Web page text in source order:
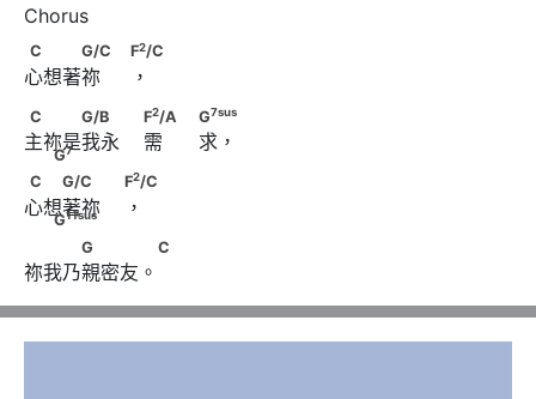
C　　　G/C　                              F
C G/C F2/C
心想著祢     ，
C　　　G/B　　                        F
G
G
C G/B F2/A G7sus
G7
主祢是我永    需      求，
C　　G/C
F
C G/C F2/C
G11sus
心想著祢    ，
G　　　 C
G C
祢我乃親密友。